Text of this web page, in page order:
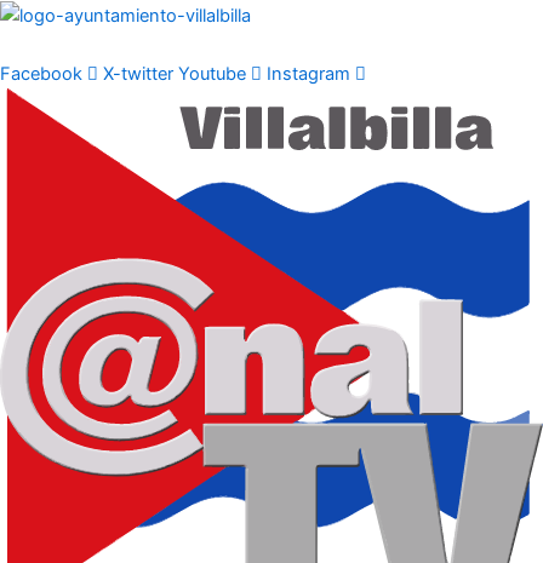
Ir
contenido
Facebook X-twitter Youtube Instagram